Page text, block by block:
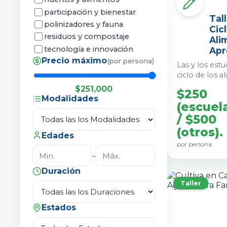
participación y bienestar
polinizadores y fauna
residuos y compostaje
tecnología e innovación
Precio máximo(por persona)
$251,000
Modalidades
Edades
–
Duración
Estados
Las y los
ciclo de los
animal y
que se
plato:
energía,
de forma
algunas semillas. Aprenderán
alimentos, y
residuos en
$250
/ $500
(otros).
por persona
Taller